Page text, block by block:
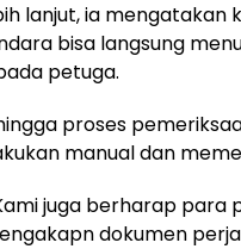
lanjut, ia
bisa langsung
petuga.
proses
manual dan
juga berharap para
dokumen